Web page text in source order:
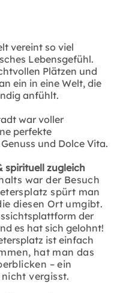
vereint so viel
Lebensgefühl.
Plätzen und
ein in eine Welt, die
anfühlt.
war voller
perfekte
und Dolce Vita.
spirituell zugleich
war der Besuch
spürt man
diesen Ort umgibt.
der
es hat sich gelohnt!
ist einfach
hat man das
– ein
vergisst.